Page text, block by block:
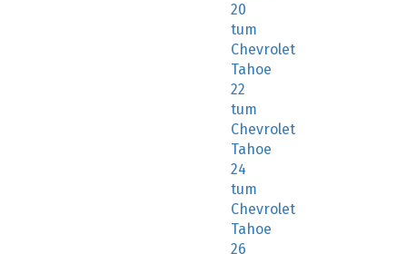
20
tum
Chevrolet
Tahoe
22
tum
Chevrolet
Tahoe
24
tum
Chevrolet
Tahoe
26